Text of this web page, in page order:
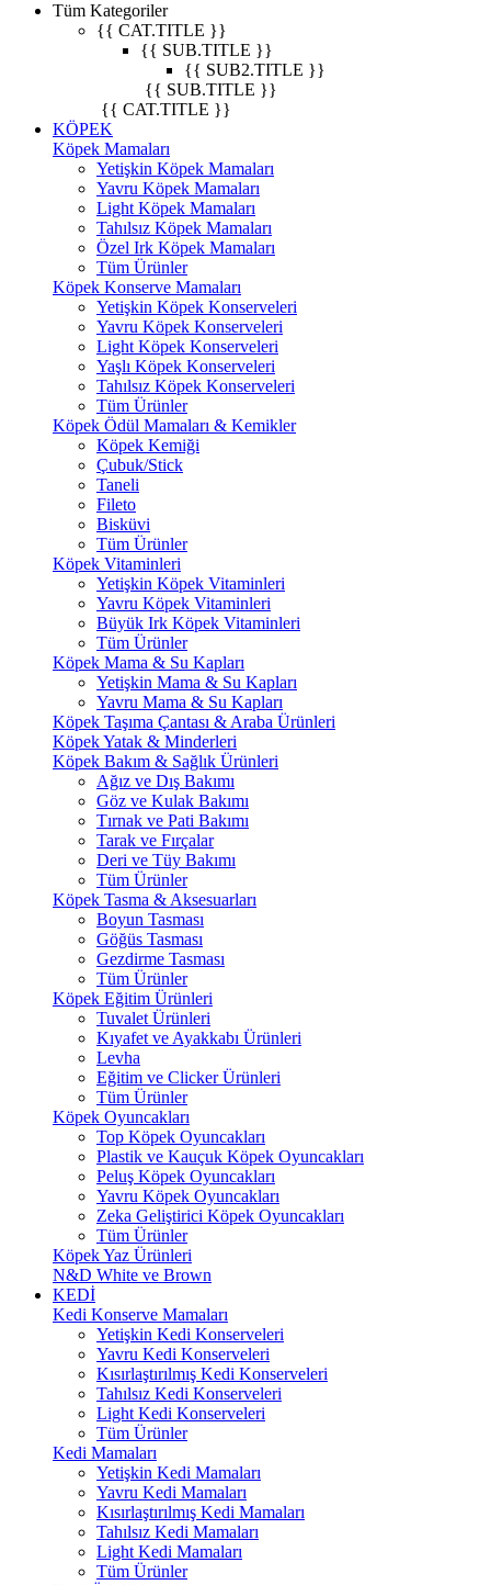
Tüm Kategoriler
{{ CAT.TITLE }}
{{ SUB.TITLE }}
{{ SUB2.TITLE }}
{{ SUB.TITLE }}
{{ CAT.TITLE }}
KÖPEK
Köpek Mamaları
Yetişkin Köpek Mamaları
Yavru Köpek Mamaları
Light Köpek Mamaları
Tahılsız Köpek Mamaları
Özel Irk Köpek Mamaları
Tüm Ürünler
Köpek Konserve Mamaları
Yetişkin Köpek Konserveleri
Yavru Köpek Konserveleri
Light Köpek Konserveleri
Yaşlı Köpek Konserveleri
Tahılsız Köpek Konserveleri
Tüm Ürünler
Köpek Ödül Mamaları & Kemikler
Köpek Kemiği
Çubuk/Stick
Taneli
Fileto
Bisküvi
Tüm Ürünler
Köpek Vitaminleri
Yetişkin Köpek Vitaminleri
Yavru Köpek Vitaminleri
Büyük Irk Köpek Vitaminleri
Tüm Ürünler
Köpek Mama & Su Kapları
Yetişkin Mama & Su Kapları
Yavru Mama & Su Kapları
Köpek Taşıma Çantası & Araba Ürünleri
Köpek Yatak & Minderleri
Köpek Bakım & Sağlık Ürünleri
Ağız ve Dış Bakımı
Göz ve Kulak Bakımı
Tırnak ve Pati Bakımı
Tarak ve Fırçalar
Deri ve Tüy Bakımı
Tüm Ürünler
Köpek Tasma & Aksesuarları
Boyun Tasması
Göğüs Tasması
Gezdirme Tasması
Tüm Ürünler
Köpek Eğitim Ürünleri
Tuvalet Ürünleri
Kıyafet ve Ayakkabı Ürünleri
Levha
Eğitim ve Clicker Ürünleri
Tüm Ürünler
Köpek Oyuncakları
Top Köpek Oyuncakları
Plastik ve Kauçuk Köpek Oyuncakları
Peluş Köpek Oyuncakları
Yavru Köpek Oyuncakları
Zeka Geliştirici Köpek Oyuncakları
Tüm Ürünler
Köpek Yaz Ürünleri
N&D White ve Brown
KEDİ
Kedi Konserve Mamaları
Yetişkin Kedi Konserveleri
Yavru Kedi Konserveleri
Kısırlaştırılmış Kedi Konserveleri
Tahılsız Kedi Konserveleri
Light Kedi Konserveleri
Tüm Ürünler
Kedi Mamaları
Yetişkin Kedi Mamaları
Yavru Kedi Mamaları
Kısırlaştırılmış Kedi Mamaları
Tahılsız Kedi Mamaları
Light Kedi Mamaları
Tüm Ürünler